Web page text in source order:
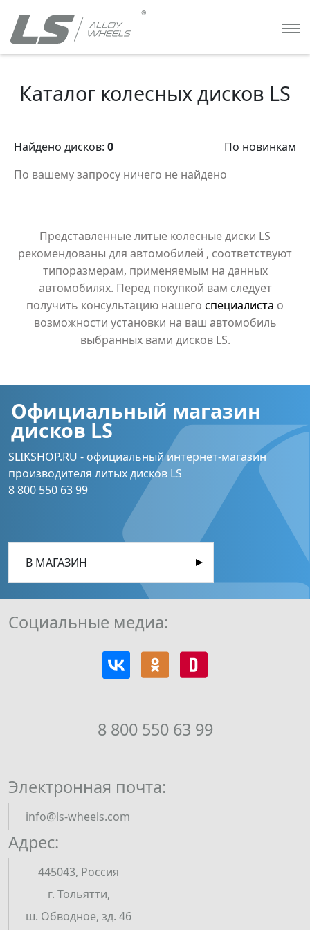
Каталог колесных дисков LS
Найдено дисков: 0
По новинкам
По вашему запросу ничего не найдено
Представленные литые колесные диски LS
рекомендованы для автомобилей , соответствуют
типоразмерам, применяемым на данных
автомобилях. Перед покупкой вам следует
получить консультацию нашего специалиста о
возможности установки на ваш автомобиль
выбранных вами дисков LS.
Официальный магазин
дисков LS
SLIKSHOP.RU - официальный интернет-магазин
производителя литых дисков LS
8 800 550 63 99
В МАГАЗИН
Адрес:
445043, Россия
г. Тольятти,
ш. Обводное, зд. 46
8 800 550 63 99
Электронная почта:
info@ls-wheels.com
Социальные медиа: